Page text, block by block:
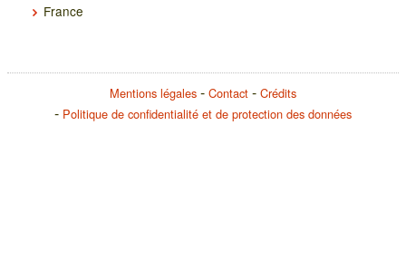
France
Mentions légales Contact
Crédits
Politique de confidentialité et de protection des données